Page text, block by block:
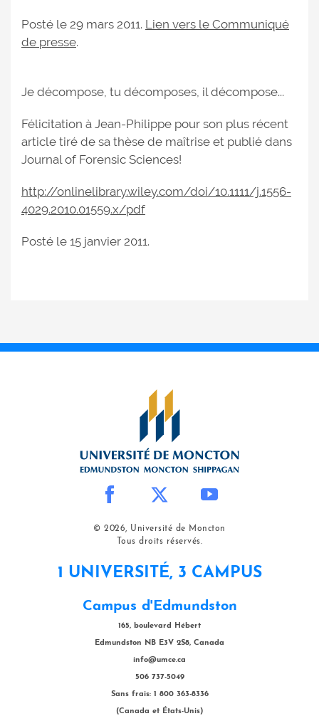
Posté le 29 mars 2011. Lien vers le Communiqué
de presse.
Je décompose, tu décomposes, il décompose...
Félicitation à Jean-Philippe pour son plus récent
article tiré de sa thèse de maîtrise et publié dans
Journal of Forensic Sciences!
http://onlinelibrary.wiley.com/doi/10.1111/j.1556-
4029.2010.01559.x/pdf
Posté le 15 janvier 2011.
© 2026, Université de Moncton
Tous droits réservés.
1 UNIVERSITÉ, 3 CAMPUS
Campus d'Edmundston
165, boulevard Hébert
Edmundston NB E3V 2S8, Canada
info@umce.ca
506 737-5049
Sans frais: 1 800 363-8336
(Canada et États-Unis)